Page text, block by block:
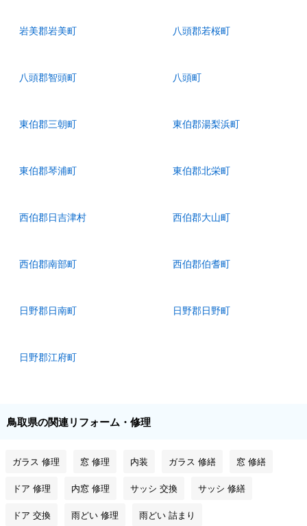
岩美郡岩美町 八頭郡若桜町
八頭郡智頭町 八頭町
東伯郡三朝町 東伯郡湯梨浜町
東伯郡琴浦町 東伯郡北栄町
西伯郡日吉津村 西伯郡大山町
西伯郡南部町 西伯郡伯耆町
日野郡日南町 日野郡日野町
日野郡江府町
鳥取県の関連リフォーム・修理
ガラス 修理 窓 修理 内装 ガラス 修繕 窓 修繕
ドア 修理 内窓 修理 サッシ 交換 サッシ 修繕
ドア 交換 雨どい 修理 雨どい 詰まり